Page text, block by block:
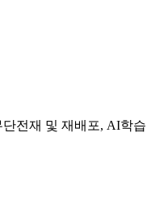
전재 및 재배포, AI학습